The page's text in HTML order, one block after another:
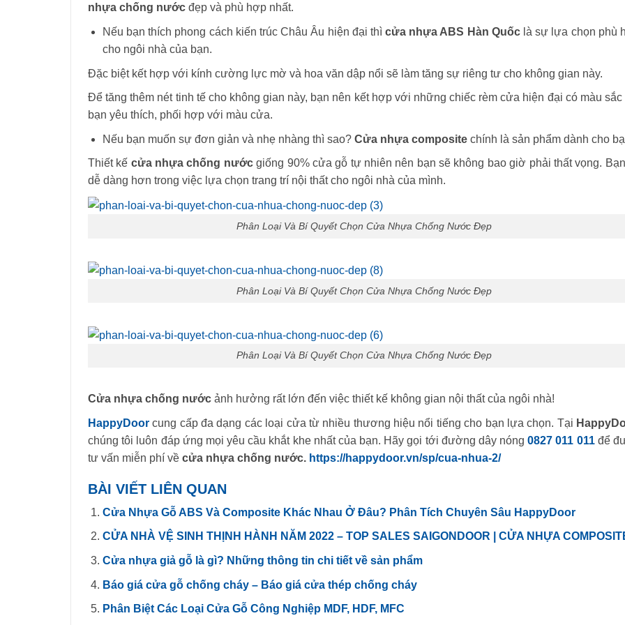
nhựa chống nước đẹp và phù hợp nhất.
Nếu bạn thích phong cách kiến ​​trúc Châu Âu hiện đại thìcửa nhựa ABS Hàn Quốclà sự lựa chọn phù
cho ngôi nhà của bạn.
Đặc biệt kết hợp với kính cường lực mờ và hoa văn dập nổi sẽ làm tăng sự riêng tư cho không gian này.
Để tăng thêm nét tinh tế cho không gian này, bạn nên kết hợp với những chiếc rèm cửa hiện đại có màu sắc
bạn yêu thích, phối hợp với màu cửa.
Nếu bạn muốn sự đơn giản và nhẹ nhàng thì sao? Cửa nhựa composite chính là sản phẩm dành cho
Thiết kế cửa nhựa chống nướcgiống 90% cửa gỗ tự nhiên nên bạn sẽ không bao giờ phải thất vọng.
dễ dàng hơn trong việc lựa chọn trang trí nội thất cho ngôi nhà của mình.
Phân Loại Và Bí Quyết Chọn Cửa Nhựa Chống Nước Đẹp
Phân Loại Và Bí Quyết Chọn Cửa Nhựa Chống Nước Đẹp
Phân Loại Và Bí Quyết Chọn Cửa Nhựa Chống Nước Đẹp
Cửa nhựa chống nước ảnh hưởng rất lớn đến việc thiết kế không gian nội thất của ngôi nhà!
HappyDoor cung cấp đa dạng các loại cửa từ nhiều thương hiệu nổi tiếng cho bạn lựa chọn. Tại
chúng tôi luôn đáp ứng mọi yêu cầu khắt khe nhất của bạn. Hãy gọi tới đường dây nóng0827 011 011để
tư vấn miễn phí về cửa nhựa chống nước. https://happydoor.vn/sp/cua-nhua-2/
BÀI VIẾT LIÊN QUAN
Cửa Nhựa Gỗ ABS Và Composite Khác Nhau Ở Đâu? Phân Tích Chuyên Sâu HappyDoor
CỬA NHÀ VỆ SINH THỊNH HÀNH NĂM 2022 – TOP SALES SAIGONDOOR | CỬA NHỰA
Cửa nhựa giả gỗ là gì? Những thông tin chi tiết về sản phẩm
Báo giá cửa gỗ chống cháy – Báo giá cửa thép chống cháy
Phân Biệt Các Loại Cửa Gỗ Công Nghiệp MDF, HDF, MFC